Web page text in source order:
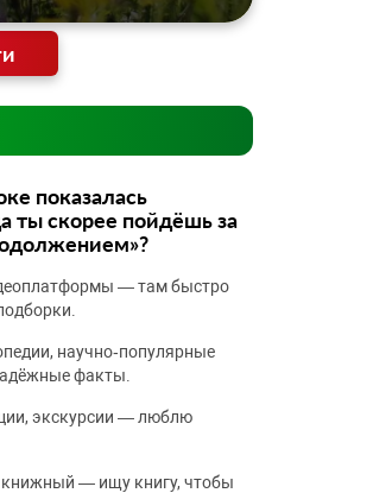
показалась
ты скорее пойдёшь за
— там быстро
научно‑популярные
факты.
экскурсии — люблю
книжный — ищу книгу, чтобы